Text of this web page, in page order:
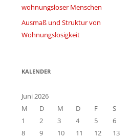
wohnungsloser Menschen
Ausmaß und Struktur von
Wohnungslosigkeit
KALENDER
Juni 2026
M
D M D F S
1
2 3 4 5 6
8
9 10 11 12 13